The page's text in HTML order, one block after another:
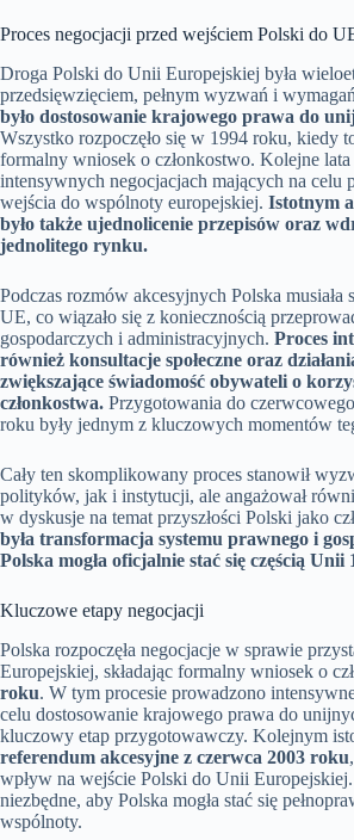
Proces negocjacji przed wejściem Polski do
Droga Polski do Unii Europejskiej była
przedsięwzięciem, pełnym wyzwań i
było dostosowanie krajowego prawa do
Wszystko rozpoczęło się w 1994 roku, kiedy
formalny wniosek o członkostwo. Kolejne lata
intensywnych negocjacjach mających na celu
wejścia do wspólnoty europejskiej. Istotnym
było także ujednolicenie przepisów oraz
jednolitego rynku.
Podczas rozmów akcesyjnych Polska musiała
UE, co wiązało się z koniecznością
gospodarczych i administracyjnych. Proces
również konsultacje społeczne oraz
zwiększające świadomość obywateli o
członkostwa. Przygotowania do
roku były jednym z kluczowych momentów
Cały ten skomplikowany proces stanowił
polityków, jak i instytucji, ale angażował
w dyskusje na temat przyszłości Polski jako
była transformacja systemu prawnego i
Polska mogła oficjalnie stać się częścią
Kluczowe etapy negocjacji
Polska rozpoczęła negocjacje w sprawie
Europejskiej, składając formalny wniosek o
roku. W tym procesie prowadzono
celu dostosowanie krajowego prawa do
kluczowy etap przygotowawczy. Kolejnym
referendum akcesyjne z czerwca 2003 roku
wpływ na wejście Polski do Unii Europejskiej.
niezbędne, aby Polska mogła stać się
wspólnoty.